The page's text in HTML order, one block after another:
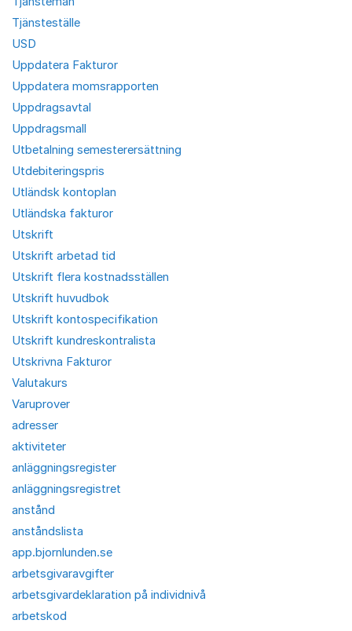
Tjänsteställe
USD
Uppdatera Fakturor
Uppdatera momsrapporten
Uppdragsavtal
Uppdragsmall
Utbetalning semesterersättning
Utdebiteringspris
Utländsk kontoplan
Utländska fakturor
Utskrift
Utskrift arbetad tid
Utskrift flera kostnadsställen
Utskrift huvudbok
Utskrift kontospecifikation
Utskrift kundreskontralista
Utskrivna Fakturor
Valutakurs
Varuprover
adresser
aktiviteter
anläggningsregister
anläggningsregistret
anstånd
anståndslista
app.bjornlunden.se
arbetsgivaravgifter
arbetsgivardeklaration på individnivå
arbetskod